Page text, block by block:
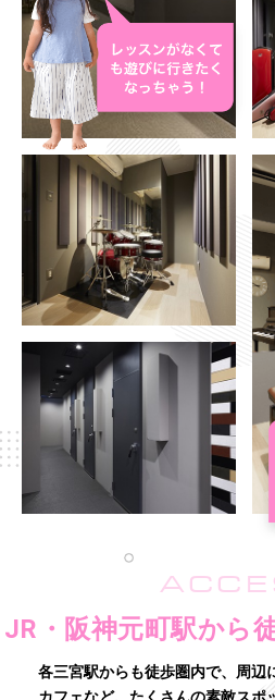
JR・阪神元町駅から
各三宮駅からも徒歩圏内で、周辺
カフェなど、たくさんの素敵スポ